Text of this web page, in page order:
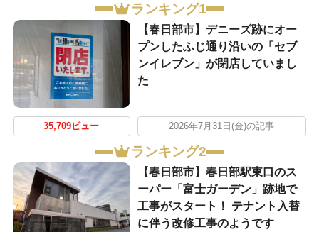
ランキング1
【春日部市】デニーズ跡にオー
プンしたふじ通り沿いの「セブ
ンイレブン」が閉店していまし
た
35,709ビュー 2026年7月31日(金)の記事
ランキング2
【春日部市】春日部駅東口のス
ーパー「富士ガーデン」跡地で
工事がスタート！ テナント入替
に伴う改修工事のようです